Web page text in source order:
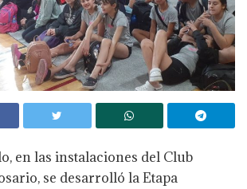
en las instalaciones del Club
se desarrolló la Etapa